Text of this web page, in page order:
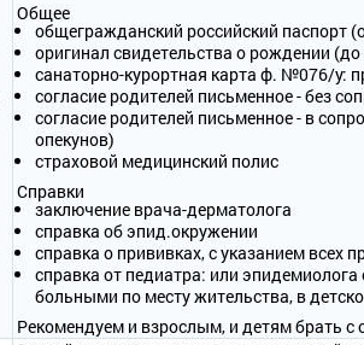
Общее
общегражданский российский паспорт
оригинал свидетельства о рождении (до
санаторно-курортная карта ф. №076/у:
согласие родителей письменное - без
согласие родителей письменное - в
опекунов)
страховой медицинский полис
Справки
заключение врача-дерматолога
справка об эпид.окружении
справка о прививках, с указанием всех
справка от педиатра: или
больными по месту жительства, в
Рекомендуем и взрослым, и детям брать с